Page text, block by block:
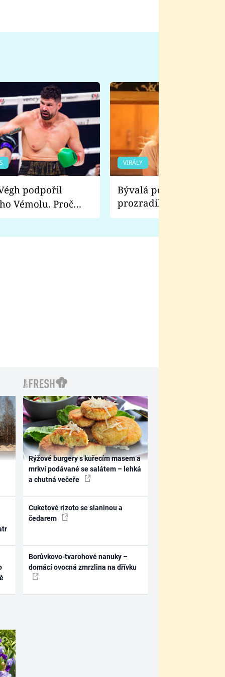
Vémolu. Proč
zápasit s ním než
VIRÁLY
Bývalá pornoherečka
prozradila, co ji
natáčení Euforie.
Rýžové burgery s kuřecím masem a
mrkví podávané se salátem – lehká
a chutná večeře
Cuketové rizoto se slaninou a
čedarem
Borůvkovo-tvarohové nanuky –
domácí ovocná zmrzlina na dřívku